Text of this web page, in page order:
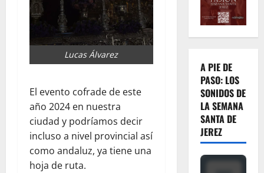
Lucas Álvarez
El evento cofrade de este
año 2024 en nuestra
ciudad y podríamos decir
incluso a nivel provincial así
como andaluz, ya tiene una
hoja de ruta.
A PIE DE
PASO: LOS
SONIDOS DE
LA SEMANA
SANTA DE
JEREZ